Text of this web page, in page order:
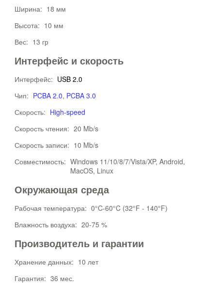
Ширина: 18 мм
Высота: 10 мм
Вес: 13 гр
Интерфейс и скорость
Интерфейс: USB 2.0
Чип: PCBA 2.0, PCBA 3.0
Скорость: High-speed
Скорость чтения: 20 Mb/s
Скорость записи: 10 Mb/s
Совместимость: Windows 11/10/8/7/Vista/XP, Android,
MacOS, Linux
Окружающая среда
Рабочая температура: 0°C-60°C (32°F - 140°F)
Влажность воздуха: 20-75 %
Производитель и гарантии
Хранение данных: 10 лет
Гарантия: 36 мес.